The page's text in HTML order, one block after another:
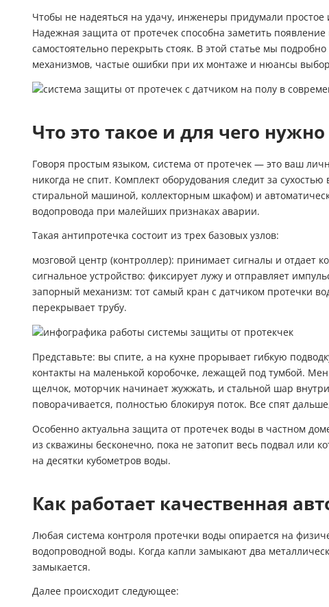
Дозирующие
Компрессоры
Чтобы не надеяться на удачу, инженеры придумали
Надежная защита от протечек способна заметить
самостоятельно перекрыть стояк. В этой статье мы
механизмов, частые ошибки при их монтаже и нюансы
Что это такое и для чего нужно
Говоря простым языком, система от протечек — это ваш
никогда не спит. Комплект оборудования следит за
стиральной машиной, коллекторным шкафом) и
водопровода при малейших признаках аварии.
Такая антипротечка состоит из трех базовых узлов:
мозговой центр (контроллер): принимает сигналы и отдает
сигнальное устройство: фиксирует лужу и отправляет
запорный механизм: тот самый кран с датчиком протечки
перекрывает трубу.
Представьте: вы спите, а на кухне прорывает гибкую
контакты на маленькой коробочке, лежащей под тумбой.
щелчок, моторчик начинает жужжать, и стальной шар
поворачивается, полностью блокируя поток. Все спят
Особенно актуальна защита от протечек воды в частном
из скважины бесконечно, пока не затопит весь подвал или
на десятки кубометров воды.
Как работает качественная
Любая система контроля протечки воды опирается на
водопроводной воды. Когда капли замыкают два
замыкается.
Далее происходит следующее: